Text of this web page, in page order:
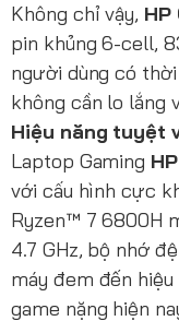
Không chỉ vậy, HP
pin khủng 6-cell,
người dùng có
không cần lo lắng
Hiệu năng tuyệt
Laptop Gaming
với cấu hình cực
Ryzen™ 7 6800H
4.7 GHz, bộ nhớ
máy đem đến
game nặng hiện